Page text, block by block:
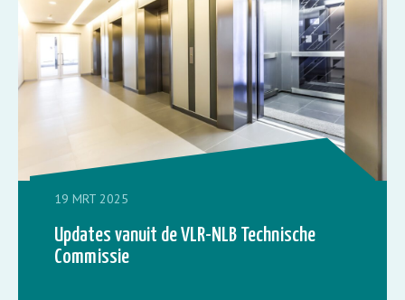
19 MRT 2025
Updates vanuit de VLR-NLB Technische
Commissie